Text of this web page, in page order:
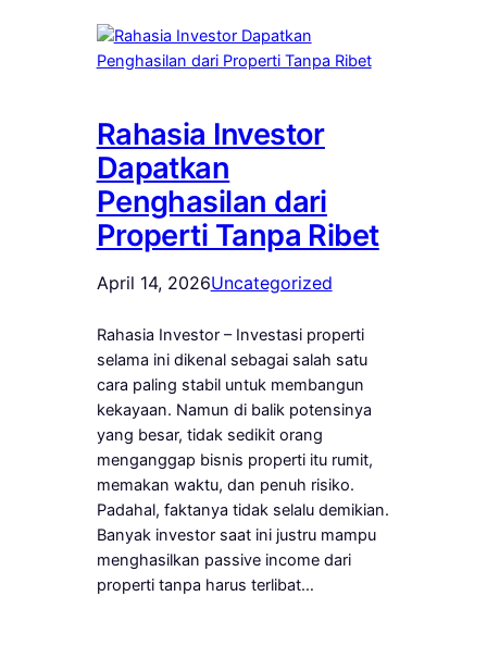
Rahasia Investor
Dapatkan
Penghasilan dari
Properti Tanpa Ribet
April 14, 2026Uncategorized
Rahasia Investor – Investasi properti
selama ini dikenal sebagai salah satu
cara paling stabil untuk membangun
kekayaan. Namun di balik potensinya
yang besar, tidak sedikit orang
menganggap bisnis properti itu rumit,
memakan waktu, dan penuh risiko.
Padahal, faktanya tidak selalu demikian.
Banyak investor saat ini justru mampu
menghasilkan passive income dari
properti tanpa harus terlibat…